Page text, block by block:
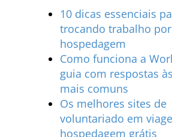
10 dicas essenciais
trocando trabalho por
hospedagem
Como funciona a
guia com respostas
mais comuns
Os melhores sites de
voluntariado em
hospedagem grátis